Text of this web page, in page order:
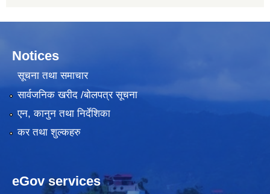
Notices
सूचना तथा समाचार
सार्वजनिक खरीद /बोलपत्र सूचना
एन, कानुन तथा निर्देशिका
कर तथा शुल्कहरु
eGov services